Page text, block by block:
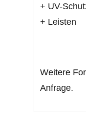
+ UV-
+ Leisten
Weitere
Anfrage.